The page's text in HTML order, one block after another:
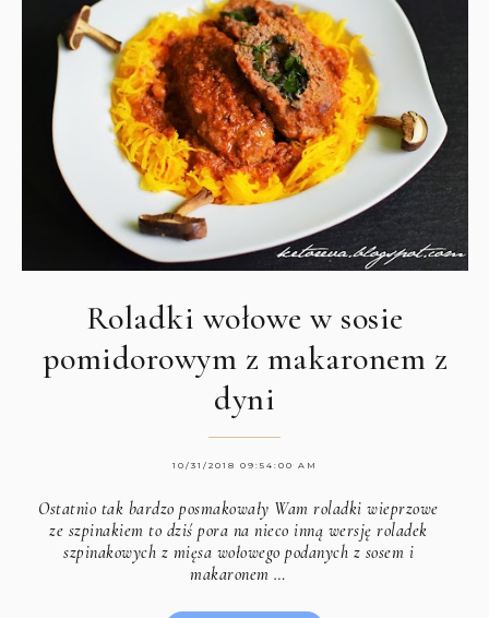
Roladki wołowe w sosie
pomidorowym z makaronem z
dyni
10/31/2018 09:54:00 AM
Ostatnio tak bardzo posmakowały Wam roladki wieprzowe
ze szpinakiem to dziś pora na nieco inną wersję roladek
szpinakowych z mięsa wołowego podanych z sosem i
makaronem …